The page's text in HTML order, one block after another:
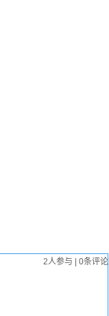
2人参与 0条评论